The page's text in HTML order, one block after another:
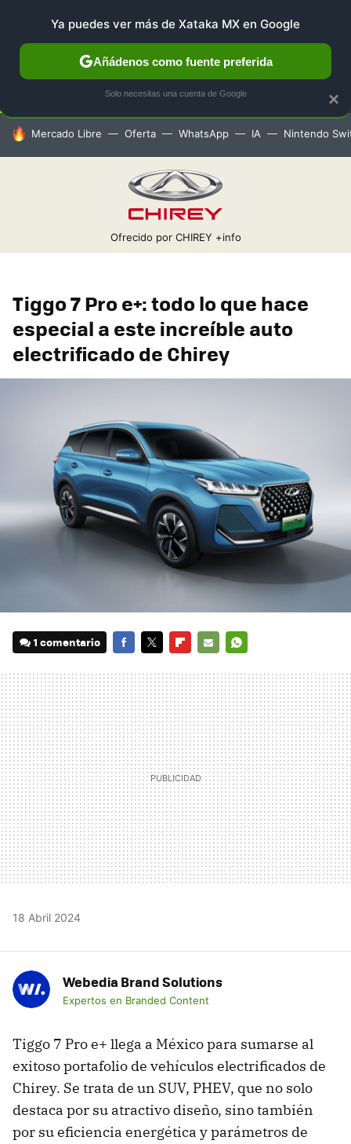
SELECCIÓN GAMING HOME AUTO TERRITORIO
HOY SE HABLA DE
Mercado Libre Oferta WhatsApp IA Nintendo
Ofrecido por CHIREY +info
Tiggo 7 Pro e+: todo lo que hace
especial a este increíble auto
electrificado de Chirey
1 comentario
MAIL
18 Abril 2024
Webedia Brand Solutions
Expertos en Branded Content
Tiggo 7 Pro e+ llega a México para sumarse al
exitoso portafolio de vehículos electrificados de
Chirey. Se trata de un SUV, PHEV, que no solo
destaca por su atractivo diseño, sino también
por su eficiencia energética y parámetros de
×
Ya puedes ver más de Xataka MX en Google
Añádenos como fuente preferida
Solo necesitas una cuenta de Google